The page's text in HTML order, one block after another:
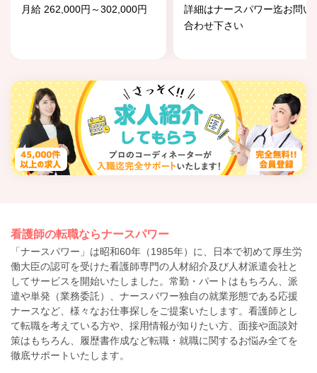
月給 262,000円～302,000円
詳細はナースパワー迄お問い
合わせ下さい
看護師の転職ならナースパワー
「ナースパワー」は昭和60年（1985年）に、日本で初めて厚生労
働大臣の認可を受けた看護師専門の人材紹介及び人材派遣会社と
してサービスを開始いたしました。常勤・パートはもちろん、派
遣や単発（業務委託）、ナースパワー独自の就業形態である応援
ナースなど、様々なお仕事探しをご提案いたします。看護師とし
て転職を考えている方や、採用情報が知りたい方、面接や面談対
策はもちろん、履歴書作成など転職・就職に関するお悩み全てを
徹底サポートいたします。